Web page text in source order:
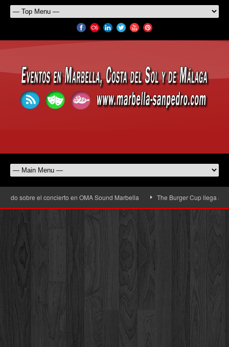
el concierto en OMA Sound Marbella The Burger Cup llega a San